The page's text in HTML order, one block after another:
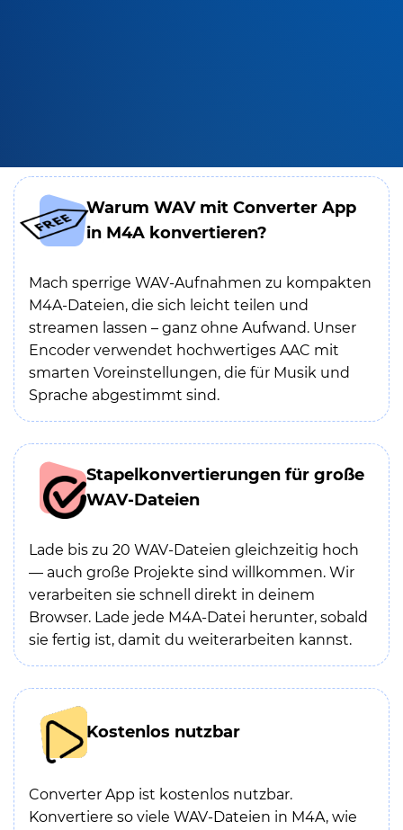
Warum WAV mit Converter App
in M4A konvertieren?
Mach sperrige WAV-Aufnahmen zu kompakten
M4A-Dateien, die sich leicht teilen und
streamen lassen – ganz ohne Aufwand. Unser
Encoder verwendet hochwertiges AAC mit
smarten Voreinstellungen, die für Musik und
Sprache abgestimmt sind.
Stapelkonvertierungen für große
WAV-Dateien
Lade bis zu 20 WAV-Dateien gleichzeitig hoch
— auch große Projekte sind willkommen. Wir
verarbeiten sie schnell direkt in deinem
Browser. Lade jede M4A-Datei herunter, sobald
sie fertig ist, damit du weiterarbeiten kannst.
Kostenlos nutzbar
Converter App ist kostenlos nutzbar.
Konvertiere so viele WAV-Dateien in M4A, wie